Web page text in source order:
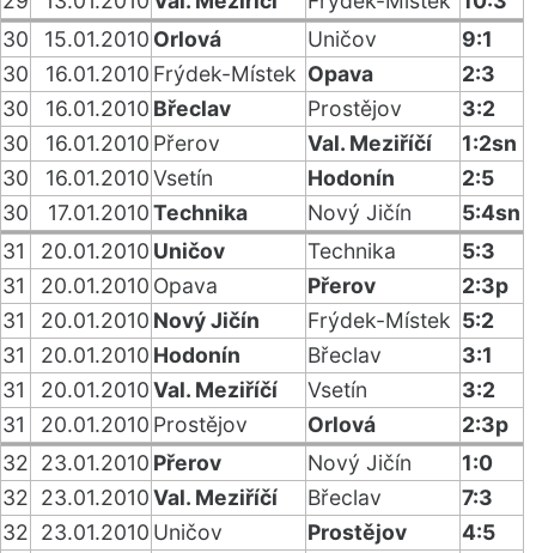
30
15.01.2010 Orlová Uničov
9:1
30
16.01.2010 Frýdek-Místek Opava
2:3
30
16.01.2010 Břeclav Prostějov
3:2
30
16.01.2010 Přerov Val. Meziříčí
1:2sn
30
16.01.2010Vsetín Hodonín
2:5
30
17.01.2010Technika Nový Jičín
5:4sn
31
20.01.2010 Uničov Technika
5:3
31
20.01.2010 Opava Přerov
2:3p
31
20.01.2010 Nový Jičín Frýdek-Místek 5:2
31
20.01.2010 Hodonín Břeclav
3:1
31
20.01.2010Val. Meziříčí Vsetín
3:2
31
20.01.2010 Prostějov Orlová
2:3p
32 23.01.2010 Přerov Nový Jičín
1:0
32 23.01.2010Val. Meziříčí Břeclav
7:3
32 23.01.2010 Uničov Prostějov
4:5